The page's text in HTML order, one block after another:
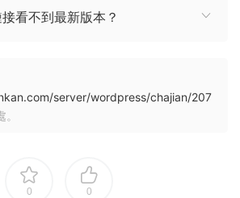
看不到最新版本？
server/wordpress/chajian/207
0 0